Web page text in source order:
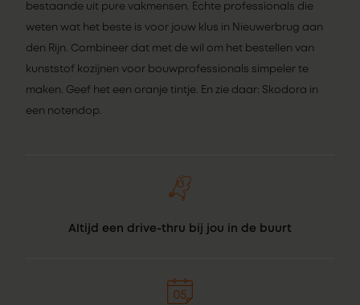
bestaande uit pure vakmensen. Echte professionals die
weten wat het beste is voor jouw klus in Nieuwerbrug aan
den Rijn. Combineer dat met de wil om het bestellen van
kunststof kozijnen voor bouwprofessionals simpeler te
maken. Geef het een oranje tintje. En zie daar: Skodora in
een notendop.
Altijd een drive-thru bij jou in de buurt